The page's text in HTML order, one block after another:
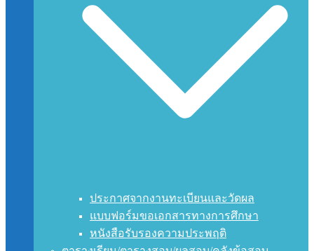
ประกาศจากงานทะเบียนและวัดผล
แบบฟอร์มขอเอกสารทางการศึกษา
หนังสือรับรองความประพฤติ